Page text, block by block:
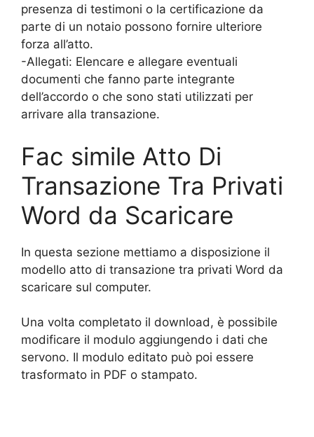
presenza di testimoni o la certificazione da
parte di un notaio possono fornire ulteriore
forza all’atto.
-Allegati: Elencare e allegare eventuali
documenti che fanno parte integrante
dell’accordo o che sono stati utilizzati per
arrivare alla transazione.
Fac simile Atto Di
Transazione Tra Privati
Word da Scaricare
In questa sezione mettiamo a disposizione il
modello atto di transazione tra privati Word da
scaricare sul computer.
Una volta completato il download, è possibile
modificare il modulo aggiungendo i dati che
servono. Il modulo editato può poi essere
trasformato in PDF o stampato.